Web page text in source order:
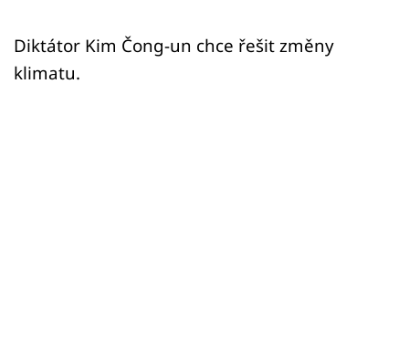
Diktátor Kim Čong-un chce řešit změny
klimatu.